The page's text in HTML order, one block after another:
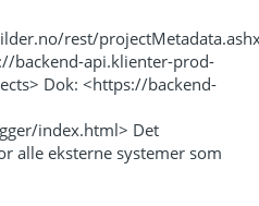
rest/
backend-api.klienter-prod-
Dok: <https://backend-
index.html> Det
alle eksterne systemer som